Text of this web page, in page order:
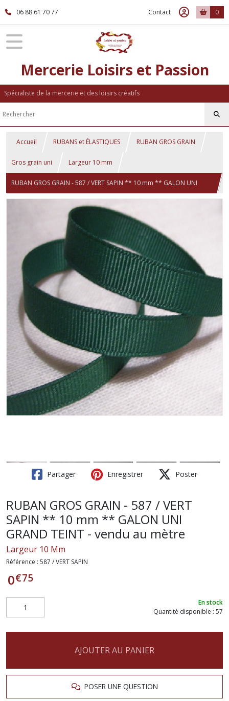
06 88 61 70 77 Contact 0
Mercerie Loisirs et Passion
Spécialiste de la mercerie et des loisirs créatifs
Accueil RUBANS et ÉLASTIQUES RUBAN GROS GRAIN
Gros grain uni Largeur 10 mm
RUBAN GROS GRAIN - 587 / VERT SAPIN ** 10 mm ** GALON UNI
GRAND TEINT - vendu au mètre
Partager Enregistrer Poster
RUBAN GROS GRAIN - 587 / VERT
SAPIN ** 10 mm ** GALON UNI
GRAND TEINT - vendu au mètre
Largeur 10 Mm
Référence : 587 / VERT SAPIN
0€75
En stock
Quantité disponible : 57
AJOUTER AU PANIER
POSER UNE QUESTION